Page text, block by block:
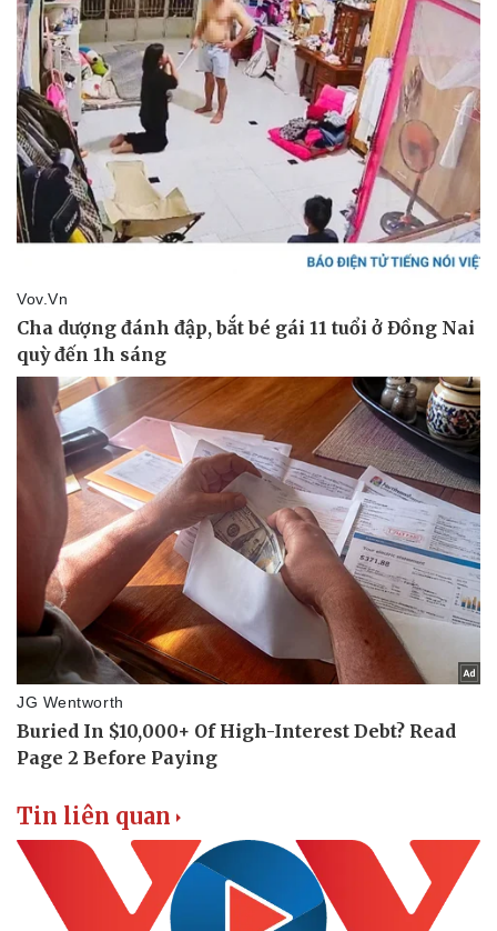
Pháp luật
Tư vấn luật
Quân sự - Quốc phòng
Vũ khí
Tin liên quan